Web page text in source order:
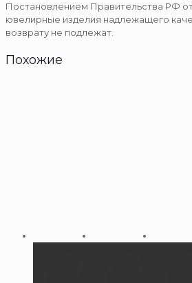
Постановлением Правительства РФ от
ювелирные изделия надлежащего
возврату не подлежат.
Похожие